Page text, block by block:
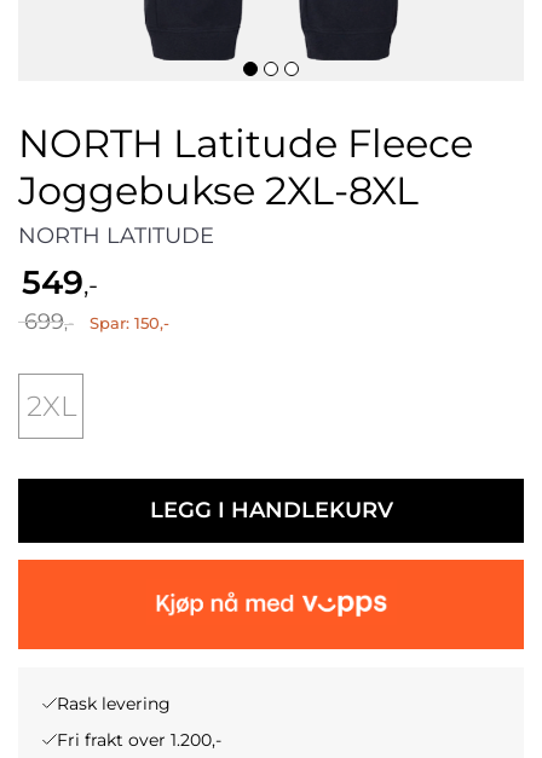
NORTH Latitude Fleece
Joggebukse 2XL-8XL
NORTH LATITUDE
699,-
O
P
P
N
E
549,-
N
Å
V
E
D
Spar: 150,-
2XL
LEGG I HANDLEKURV
Rask levering
Fri frakt over 1.200,-